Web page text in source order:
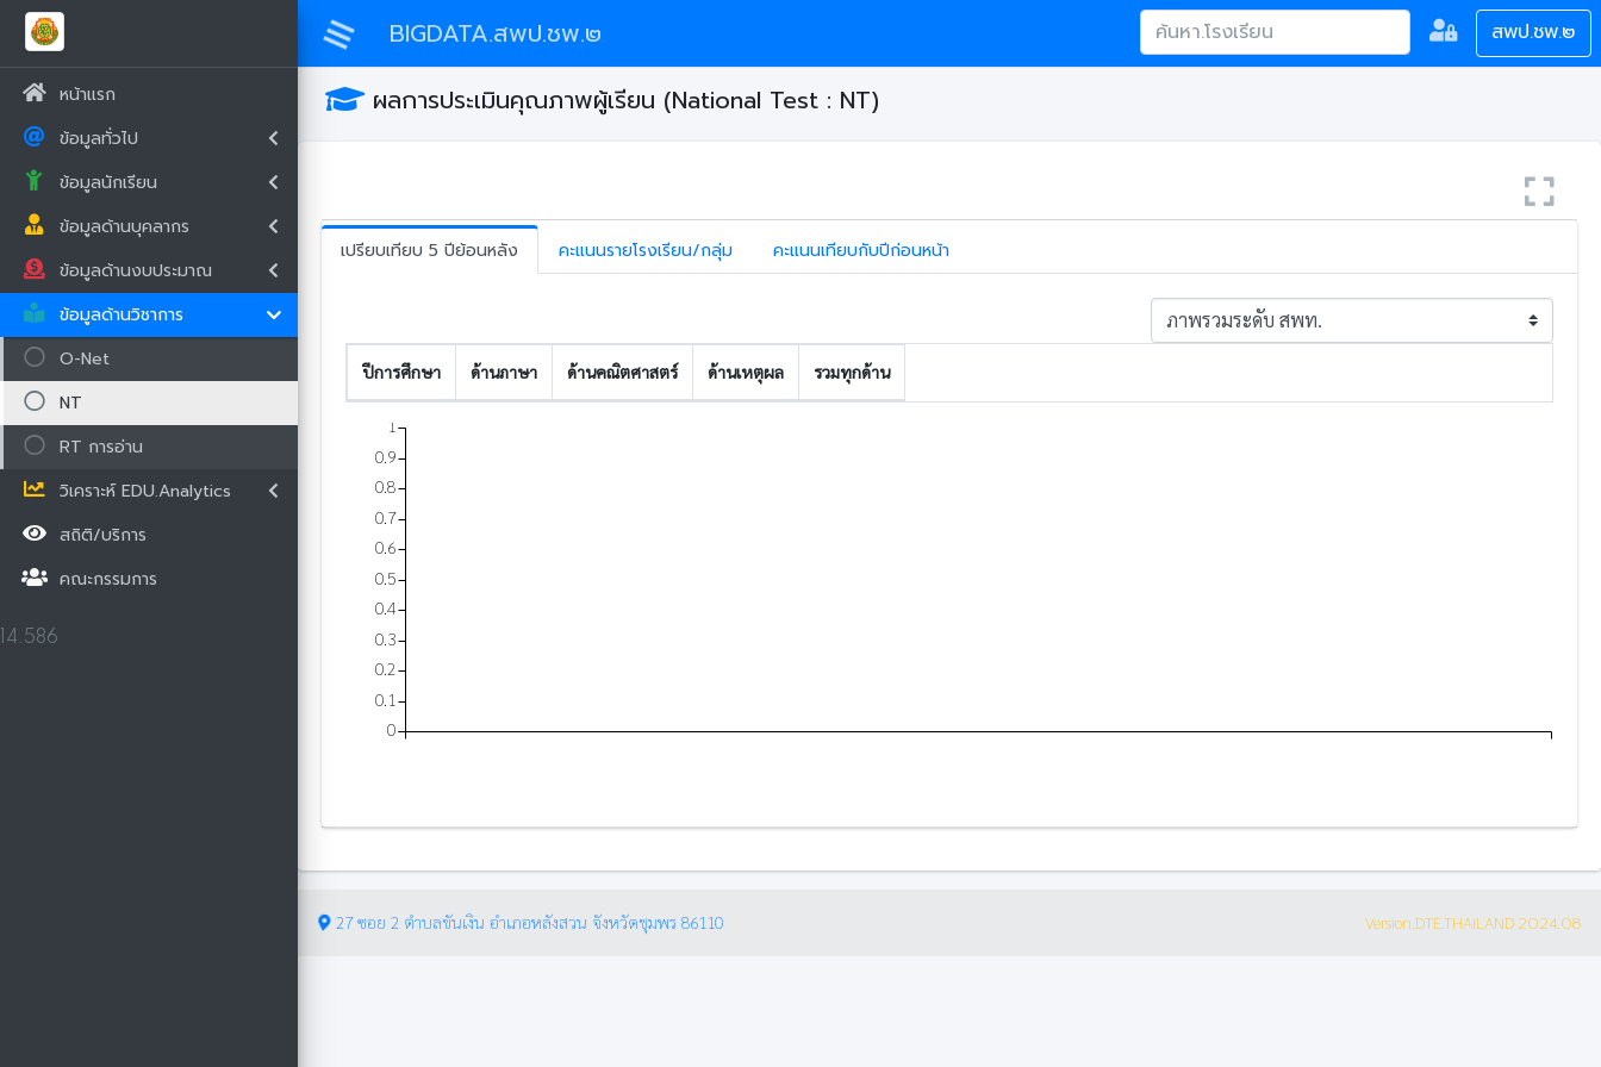
BIGDATA.สพป.ชพ.๒ สพป.ชพ.๒
หน้าแรก
ข้อมูลทั่วไป
ข้อมูลนักเรียน
ข้อมูลด้านบุคลากร
ข้อมูลด้านงบประมาณ
ข้อมูลด้านวิชาการ
O-Net
NT
RT การอ่าน
วิเคราะห์ EDU.Analytics
สถิติ/บริการ
คณะกรรมการ
14.586
ผลการประเมินคุณภาพผู้เรียน (National Test : NT)
เปรียบเทียบ 5 ปีย้อนหลัง คะแนนรายโรงเรียน/กลุ่ม คะแนนเทียบกับปีก่อนหน้า
ปีการศึกษา ด้านภาษา ด้านคณิตศาสตร์ ด้านเหตุผล รวมทุกด้าน
0
0.1
0.2
0.3
0.4
0.5
0.6
0.7
0.8
0.9
1
27 ซอย 2 ตำบลขันเงิน อำเภอหลังสวน จังหวัดชุมพร 86110 Version.DTE.THAILAND 2024.08